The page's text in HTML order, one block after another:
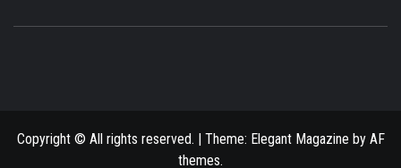
Copyright © All rights reserved. | Theme: Elegant Magazine by AF
themes.